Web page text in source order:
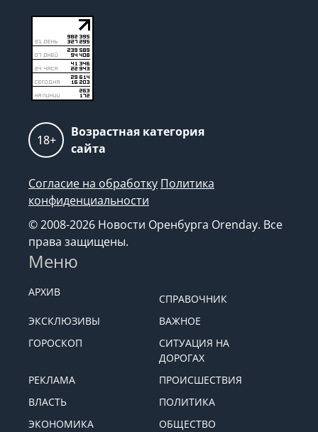
18+
Возрастная категория
сайта
Согласие на обработку Политика
конфиденциальности
© 2008-2026 Новости Оренбурга Orenday. Все
права защищены.
Меню
АРХИВ
СПРАВОЧНИК
ЭКСКЛЮЗИВЫ
ВАЖНОЕ
ГОРОСКОП
СИТУАЦИЯ НА
ДОРОГАХ
РЕКЛАМА
ПРОИСШЕСТВИЯ
ВЛАСТЬ
ПОЛИТИКА
ЭКОНОМИКА
ОБЩЕСТВО